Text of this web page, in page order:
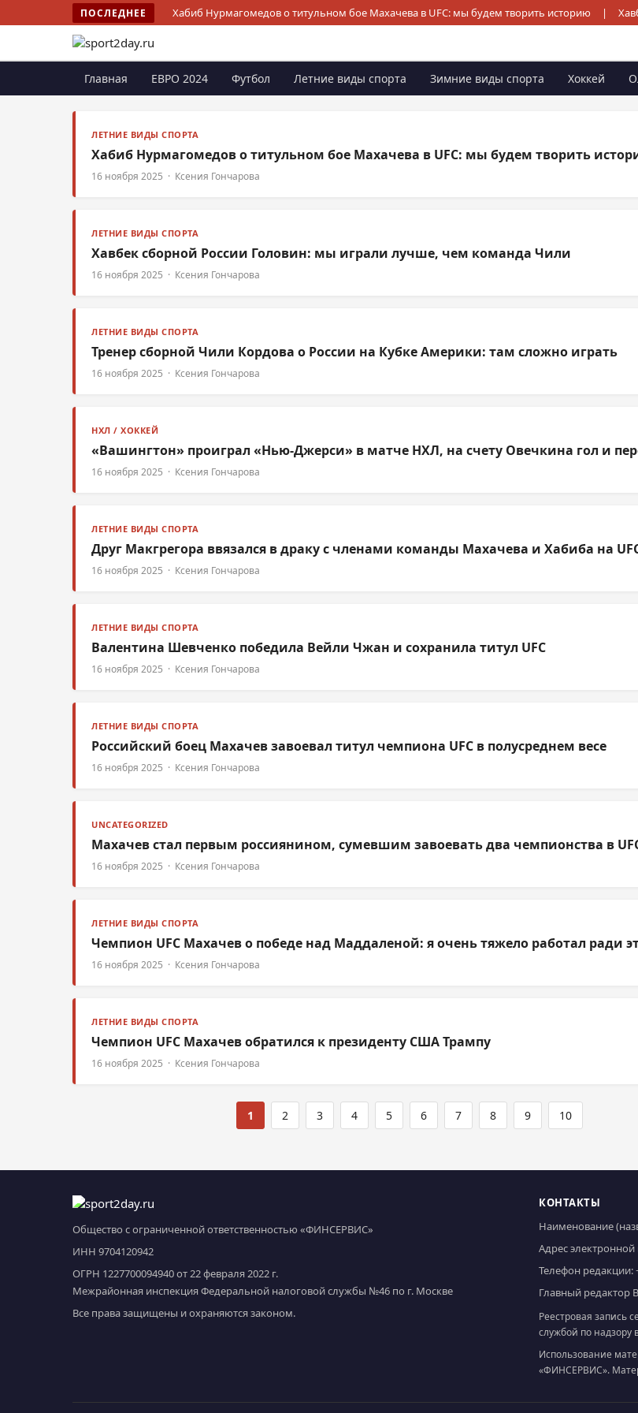
ПОСЛЕДНЕЕ Хабиб Нурмагомедов о титульном бое Махачева в UFC: мы будем творить историю |
Главная ЕВРО 2024 Футбол Летние виды спорта Зимние виды спорта Хоккей
ЛЕТНИЕ ВИДЫ СПОРТА
Хабиб Нурмагомедов о титульном бое Махачева в UFC: мы будем творить
16 ноября 2025 · Ксения Гончарова
ЛЕТНИЕ ВИДЫ СПОРТА
Хавбек сборной России Головин: мы играли лучше, чем команда Чили
16 ноября 2025 · Ксения Гончарова
ЛЕТНИЕ ВИДЫ СПОРТА
Тренер сборной Чили Кордова о России на Кубке Америки: там сложно играть
16 ноября 2025 · Ксения Гончарова
НХЛ / ХОККЕЙ
«Вашингтон» проиграл «Нью-Джерси» в матче НХЛ, на счету Овечкина гол и
16 ноября 2025 · Ксения Гончарова
ЛЕТНИЕ ВИДЫ СПОРТА
Друг Макгрегора ввязался в драку с членами команды Махачева и Хабиба на
16 ноября 2025 · Ксения Гончарова
ЛЕТНИЕ ВИДЫ СПОРТА
Валентина Шевченко победила Вейли Чжан и сохранила титул UFC
16 ноября 2025 · Ксения Гончарова
ЛЕТНИЕ ВИДЫ СПОРТА
Российский боец Махачев завоевал титул чемпиона UFC в полусреднем весе
16 ноября 2025 · Ксения Гончарова
UNCATEGORIZED
Махачев стал первым россиянином, сумевшим завоевать два чемпионства в
16 ноября 2025 · Ксения Гончарова
ЛЕТНИЕ ВИДЫ СПОРТА
Чемпион UFC Махачев о победе над Маддаленой: я очень тяжело работал ради
16 ноября 2025 · Ксения Гончарова
ЛЕТНИЕ ВИДЫ СПОРТА
Чемпион UFC Махачев обратился к президенту США Трампу
16 ноября 2025 · Ксения Гончарова
1 2 3 4 5 6 7 8 9 10
Общество с ограниченной ответственностью «ФИНСЕРВИС»
ИНН 9704120942
ОГРН 1227700094940 от 22 февраля 2022 г.
Межрайонная инспекция Федеральной налоговой службы №46 по г. Москве
Все права защищены и охраняются законом.
КОНТАКТЫ
Наименование
Адрес
Телефон редакции:
Главный редактор
Реестровая запись
службой по
Использование
«ФИНСЕРВИС».